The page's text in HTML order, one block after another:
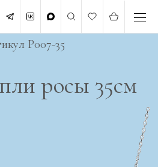
росы 35см
P007-35